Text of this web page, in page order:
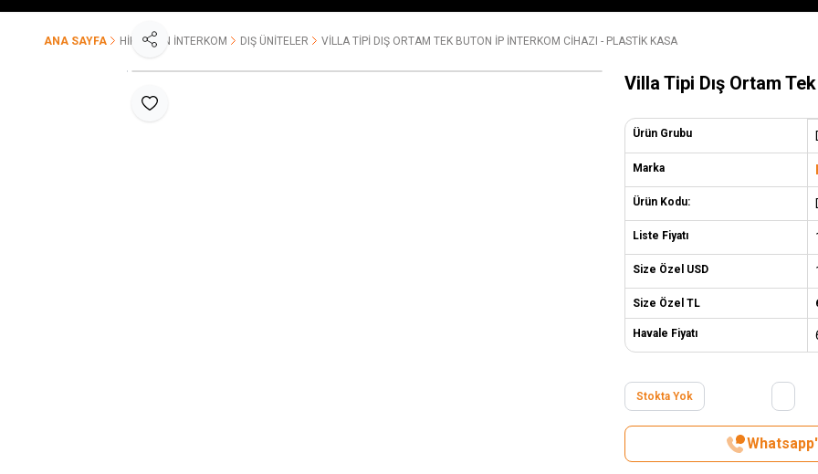
ANA SAYFA HIKVISION İNTERKOM DIŞ ÜNITELER VILLA TIPI DIŞ ORTAM TEK BUTON İP İNTERKOM CIHAZI - PLASTIK KASA
Favoriye Ekle
Paylaş
Villa Tipi Dış Ortam
Ürün Grubu
Marka
Ürün Kodu:
Liste Fiyatı
Size Özel USD
Size Özel TL
Havale Fiyatı
Stokta Yok